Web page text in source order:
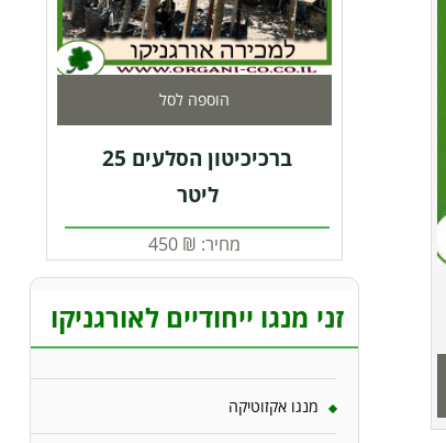
הוספה לסל
ברכיכיטון הסלעים 25
ליטר
מחיר: ₪
זני מנגו ייחודיים לאורגניקו
מנגו אקזוטיקה